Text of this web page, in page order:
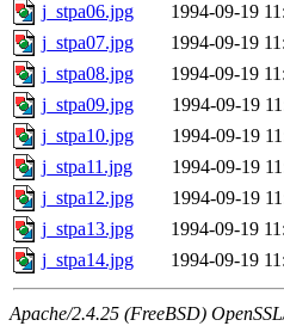
j_stpa06.jpg
1994-09-19
j_stpa07.jpg
1994-09-19
j_stpa08.jpg
1994-09-19
j_stpa09.jpg
1994-09-19
j_stpa10.jpg
1994-09-19
j_stpa11.jpg
1994-09-19
j_stpa12.jpg
1994-09-19
j_stpa13.jpg
1994-09-19
j_stpa14.jpg
1994-09-19
Apache/2.4.25 (FreeBSD)